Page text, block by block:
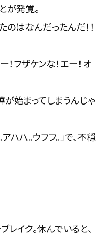
が発覚。
はなんだったんだ！！
フザケンな！エー！オ
始まってしまうんじゃ
ハハ。ウフフ。 」で、不穏
イク。休んでいると、